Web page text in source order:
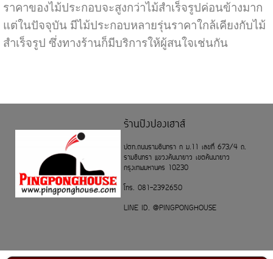
ราคาของไม้ประกอบจะสูงกว่าไม้สำเร็จรูปค่อนข้างมาก
แต่ในปัจจุบัน มีไม้ประกอบหลายรุ่นราคาใกล้เคียงกับไม้
สำเร็จรูป ซึ่งทางร้านก็มีบริการให้ผู้สนใจเช่นกัน
ร้านปิงปองเฮาส์
ปตท.ถนนรามอินทรา ก ม.11 เลขที่ 673/4 ถ.
รามอินทรา แขวงคันนายาว เขตคันนายาว
กรุงเทพมหานคร 10230
โทร. 081-2392650
LINE ID. @PINGPONGHOUSE